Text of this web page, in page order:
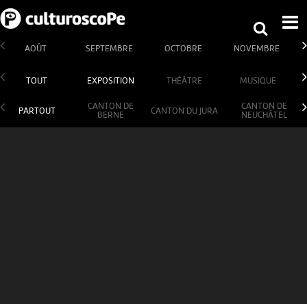
AOÛT SEPTEMBRE OCTOBRE NOVEMBRE
TOUT EXPOSITION THÉÂTRE MUSIQUE
PARTOUT
CANTON DE
BERNE
CANTON DU JURA
CANTON DE
NEUCHÂTEL